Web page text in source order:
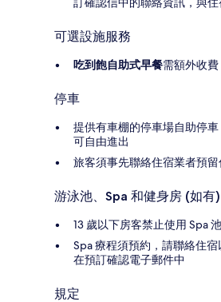
可選設施服務
吃到飽自助式早餐需額外收
停車
提供有車棚的停車場自助停
可自由進出
旅客須事先聯絡住宿業者預
游泳池、Spa 和健身房 (如有)
13 歲以下房客禁止使用 Spa 池
Spa 療程須預約，請聯絡住
在預訂確認電子郵件中
規定